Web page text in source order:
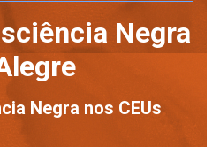
Negra
Negra nos CEUs